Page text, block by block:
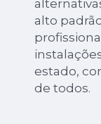
alto
estado,
de todos.